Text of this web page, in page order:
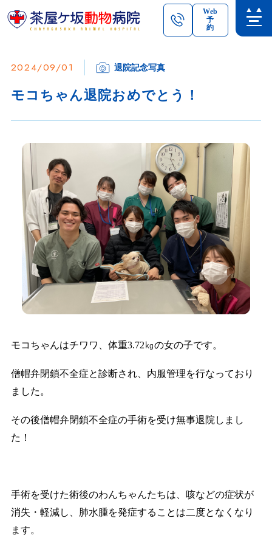
Web
予
約
2024/09/01 退院記念写真
モコちゃん退院おめでとう！
モコちゃんはチワワ、体重3.72㎏の女の子です。
僧帽弁閉鎖不全症と診断され、内服管理を行なっており
ました。
その後僧帽弁閉鎖不全症の手術を受け無事退院しまし
た！
手術を受けた術後のわんちゃんたちは、咳などの症状が
消失・軽減し、肺水腫を発症することは二度となくなり
ます。